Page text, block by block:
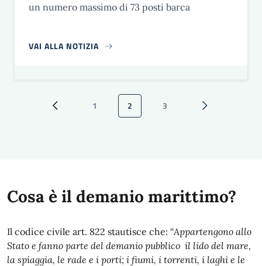
un numero massimo di 73 posti barca
VAI ALLA NOTIZIA
Paginazione
Pagina precedente
Pagina
1 Pagina attuale
2 Pagina
3 Pagina
Cosa è il demanio marittimo?
Il codice civile art. 822 stautisce che: “Appartengono allo
Stato e fanno parte del demanio pubblico il lido del mare,
la spiaggia, le rade e i porti; i fiumi, i torrenti, i laghi e le